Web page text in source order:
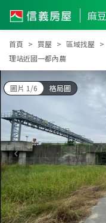
首頁 買屋 區域找屋
理站近國一都內農
圖片 1/6 格局圖